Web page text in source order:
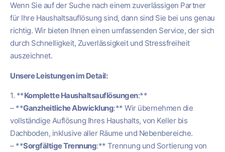
Wenn Sie auf der Suche nach einem zuverlässigen Partner
für Ihre Haushaltsauflösung sind, dann sind Sie bei uns genau
richtig. Wir bieten Ihnen einen umfassenden Service, der sich
durch Schnelligkeit, Zuverlässigkeit und Stressfreiheit
auszeichnet.
Unsere Leistungen im Detail:
1. **Komplette Haushaltsauflösungen:**
– **Ganzheitliche Abwicklung:** Wir übernehmen die
vollständige Auflösung Ihres Haushalts, von Keller bis
Dachboden, inklusive aller Räume und Nebenbereiche.
– **Sorgfältige Trennung:** Trennung und Sortierung von